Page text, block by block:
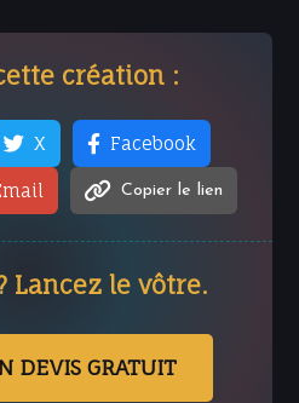
création :
X Facebook
Copier le lien
Lancez le vôtre.
DEVIS GRATUIT